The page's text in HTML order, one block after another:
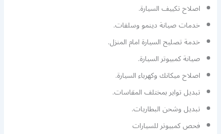
اصلاح تكييف السيارة.
خدمات صيانة دينمو وسلفات.
خدمة تصليح السيارة امام المنزل.
صيانة كمبيوتر السيارة.
اصلاح ميكانك وكهرباء السيارة.
تبديل تواير بمختلف المقاسات.
تبديل وشحن البطاريات.
فحص كمبيوتر للسيارات